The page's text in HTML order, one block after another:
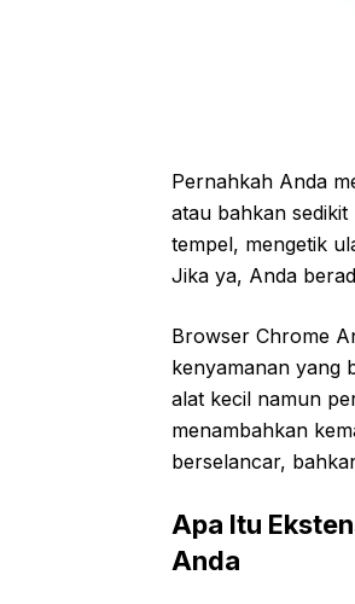
Pernahkah Anda
atau bahkan
tempel, mengetik
Jika ya, Anda
Browser Chrome
kenyamanan yang
alat kecil namun
menambahkan
berselancar,
Apa Itu
Anda